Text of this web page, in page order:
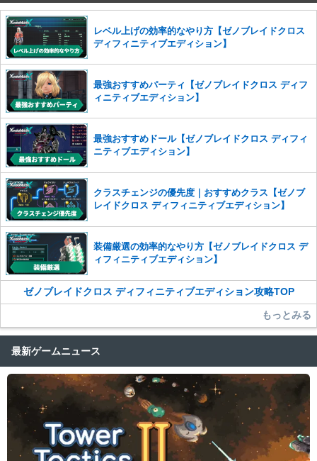
せていただきます。ご了承ください。
※一度削除したコメントは復元ができませんのでご注意くだ
さい。
また、過度な利用規約の違反や、弊社に損害の及ぶ内容の書き込みがあ
った場合は、法的措置をとらせていただく場合もございますので、あら
かじめご理解くださいませ。
レベル上げの効率的なやり方【ゼノブレイドクロス
ディフィニティブエディション】
最強おすすめパーティ【ゼノブレイドクロス ディフ
ィニティブエディション】
最強おすすめドール【ゼノブレイドクロス ディフィ
ニティブエディション】
クラスチェンジの優先度｜おすすめクラス【ゼノブ
レイドクロス ディフィニティブエディション】
装備厳選の効率的なやり方【ゼノブレイドクロス デ
ィフィニティブエディション】
ゼノブレイドクロス ディフィニティブエディション攻略TOP
もっとみる
最新ゲームニュース